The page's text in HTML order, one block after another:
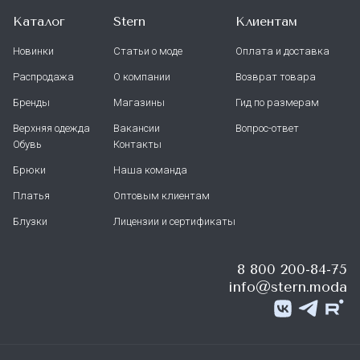
Каталог
Новинки
Распродажа
Бренды
Верхняя одежда
Обувь
Брюки
Платья
Блузки
Stern
Статьи о моде
О компании
Магазины
Вакансии
Контакты
Наша команда
Оптовым клиентам
Лицензии и сертификаты
Клиентам
Оплата и доставка
Возврат товара
Гид по размерам
Вопрос-ответ
8 800 200-84-75
info@stern.moda